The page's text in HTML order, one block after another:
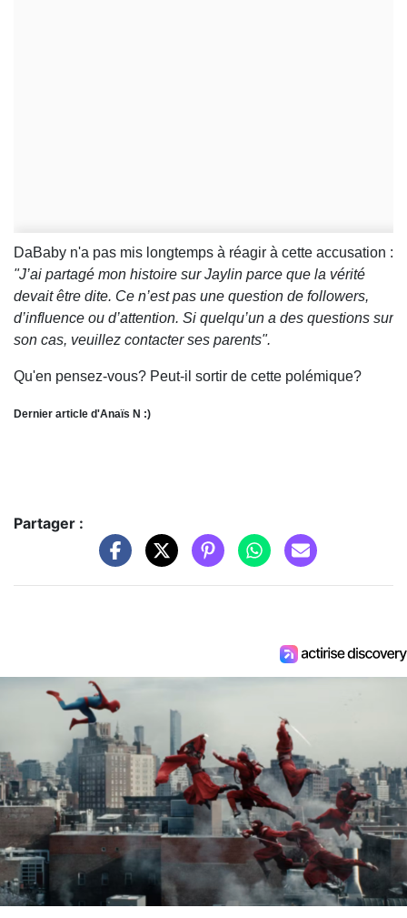
DaBaby n'a pas mis longtemps à réagir à cette accusation :
"J’ai partagé mon histoire sur Jaylin parce que la vérité
devait être dite. Ce n’est pas une question de followers,
d’influence ou d’attention. Si quelqu’un a des questions sur
son cas, veuillez contacter ses parents".
Qu'en pensez-vous? Peut-il sortir de cette polémique?
Dernier article d'Anaïs N :)
Partager :